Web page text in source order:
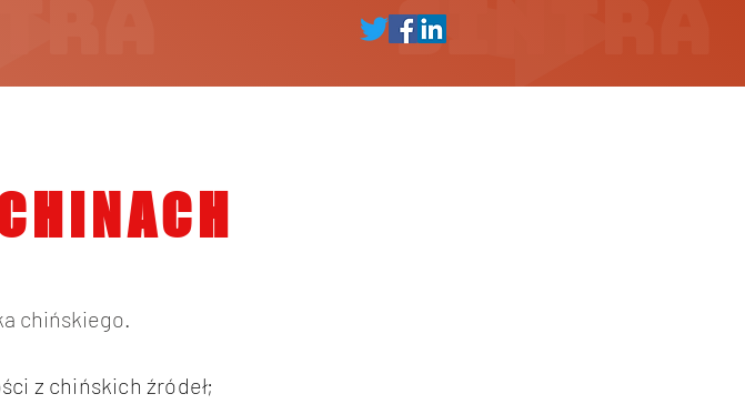
chińskiego.
z chińskich źródeł;